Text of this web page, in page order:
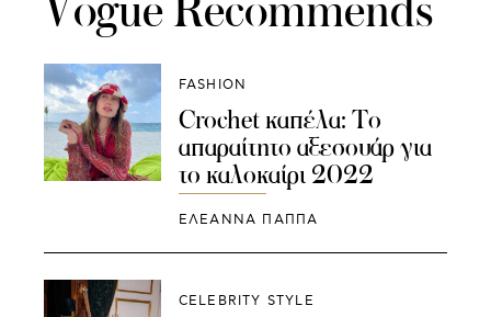
FASHION
Crochet καπέλα: Το
απαραίτητο αξεσουάρ για
το καλοκαίρι 2022
ΕΛΕΑΝΝΑ ΠΑΠΠΑ
CELEBRITY STYLE